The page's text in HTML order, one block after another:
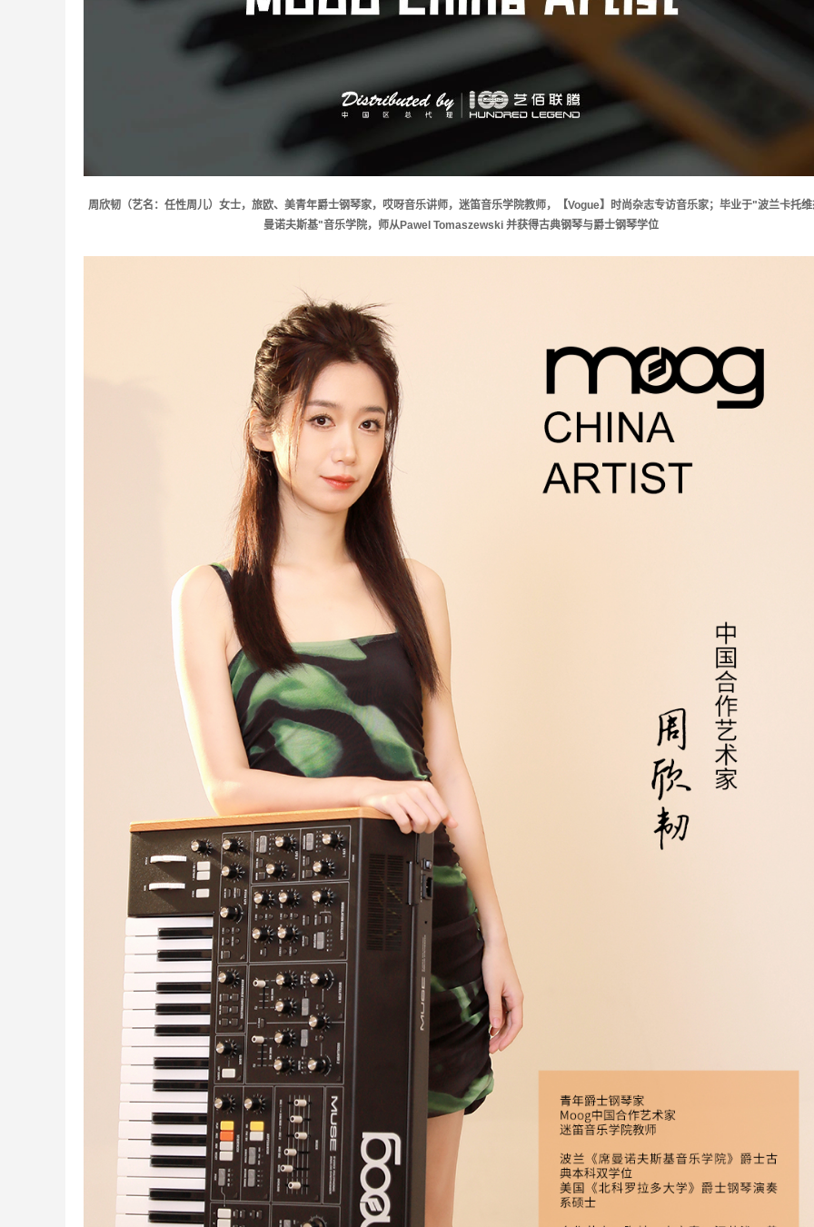
周欣韧（艺名：任性周儿）女士，旅欧、美青年爵士钢琴家，哎呀音乐讲师，迷笛音乐学院教师，【Vogue】时尚杂志专访音乐家；毕业于"波兰卡托维
曼诺夫斯基"音乐学院，师从 Pawel Tomaszewski并获得古典钢琴与爵士钢琴学位